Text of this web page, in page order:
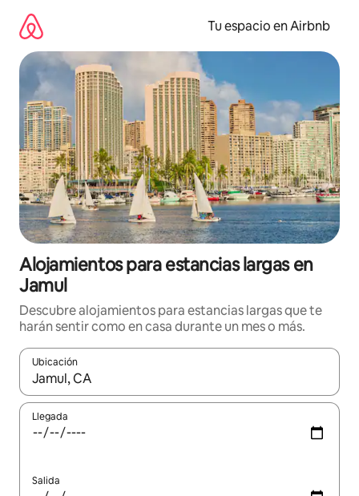
contenido
Tu espacio en Airbnb
Alojamientos para estancias largas en
Jamul
Descubre alojamientos para estancias largas que te
harán sentir como en casa durante un mes o más.
Ubicación
Cuando los resultados estén disponibles, podrás navegar
Llegada
Salida